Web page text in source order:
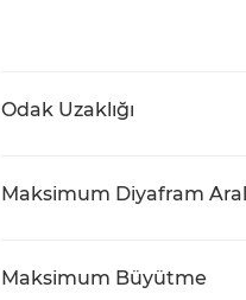
Odak Uzaklığı
Maksimum Diyafram
Maksimum Büyütme